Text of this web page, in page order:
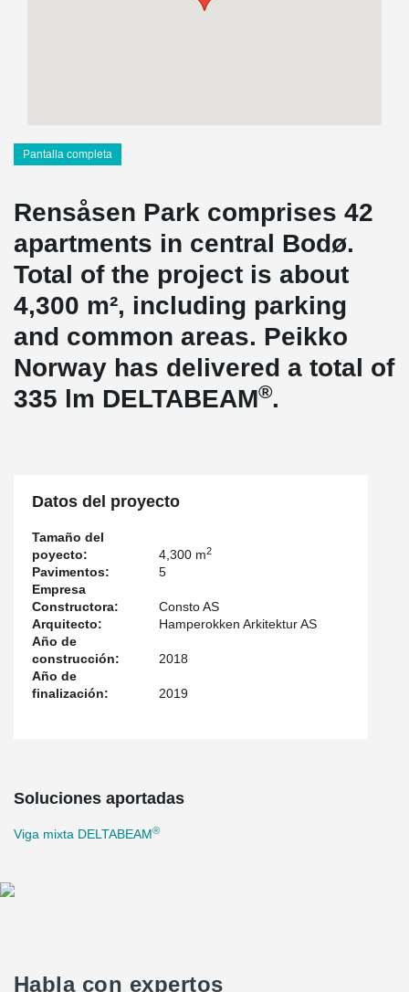
Pantalla completa
Rensåsen Park comprises 42
apartments in central Bodø.
Total of the project is about
4,300 m², including parking
and common areas. Peikko
Norway has delivered a total of
335 lm DELTABEAM®.
Datos del proyecto
Tamaño del
poyecto:
4,300 m2
Pavimentos:
5
Empresa
Constructora:
Consto AS
Arquitecto:
Hamperokken Arkitektur AS
Año de
construcción:
2018
Año de
finalización:
2019
Soluciones aportadas
Viga mixta DELTABEAM®
Habla con expertos